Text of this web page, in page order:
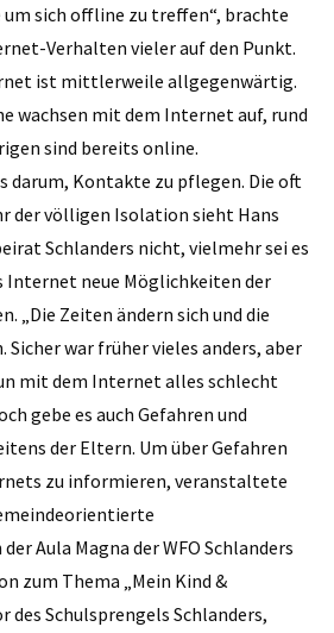
um sich offline zu treffen“, brachte
Verhalten vieler auf den Punkt.
ist mittlerweile allgegenwärtig.
wachsen mit dem Internet auf, rund
sind bereits online.
darum, Kontakte zu pflegen. Die oft
der völligen Isolation sieht Hans
Schlanders nicht, vielmehr sei es
Internet neue Möglichkeiten der
„Die Zeiten ändern sich und die
Sicher war früher vieles anders, aber
mit dem Internet alles schlecht
gebe es auch Gefahren und
der Eltern. Um über Gefahren
zu informieren, veranstaltete
Aula Magna der WFO Schlanders
zum Thema „Mein Kind &
des Schulsprengels Schlanders,